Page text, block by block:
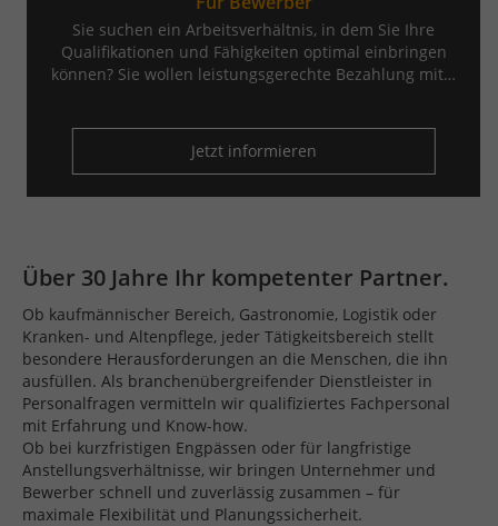
Sie suchen ein Arbeitsverhältnis, in dem Sie Ihre
Qualifikationen und Fähigkeiten optimal einbringen
können? Sie wollen leistungsgerechte Bezahlung mit…
Jetzt informieren
Über 30 Jahre Ihr kompetenter Partner.
Ob kaufmännischer Bereich, Gastronomie, Logistik oder
Kranken- und Altenpflege, jeder Tätigkeitsbereich stellt
besondere Herausforderungen an die Menschen, die ihn
ausfüllen. Als branchenübergreifender Dienstleister in
Personalfragen vermitteln wir qualifiziertes Fachpersonal
mit Erfahrung und Know-how.
Ob bei kurzfristigen Engpässen oder für langfristige
Anstellungsverhältnisse, wir bringen Unternehmer und
Bewerber schnell und zuverlässig zusammen – für
maximale Flexibilität und Planungssicherheit.